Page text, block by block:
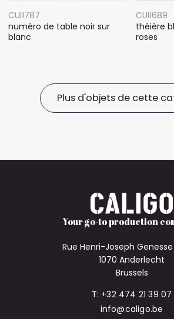
CUI1787
numéro de table noir sur
blanc
CUI1689
théière
roses
Plus d'objets de cette
Your go-to production
Rue Henri-Joseph
1070 Anderlecht
Brussels
T: +32 474 21 39 07
info@caligo.be